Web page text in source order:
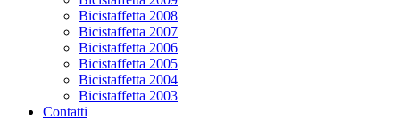
Bicistaffetta 2008
Bicistaffetta 2007
Bicistaffetta 2006
Bicistaffetta 2005
Bicistaffetta 2004
Bicistaffetta 2003
Contatti